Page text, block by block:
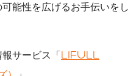
能性を広げるお手伝いをし
サービス「LIFULL